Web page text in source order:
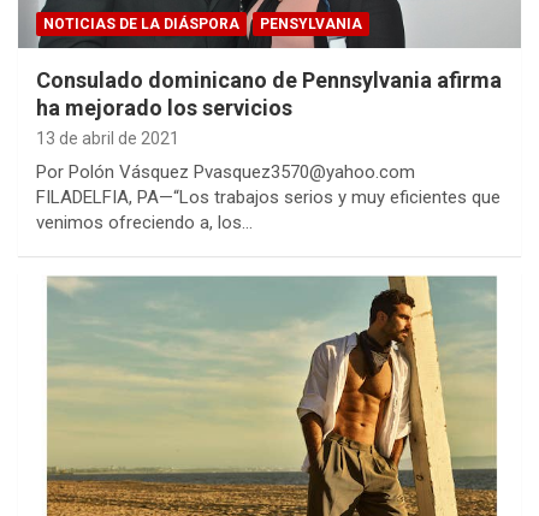
NOTICIAS DE LA DIÁSPORA PENSYLVANIA
Consulado dominicano de Pennsylvania afirma
ha mejorado los servicios
13 de abril de 2021
Por Polón Vásquez Pvasquez3570@yahoo.com
FILADELFIA, PA—“Los trabajos serios y muy eficientes que
venimos ofreciendo a, los…